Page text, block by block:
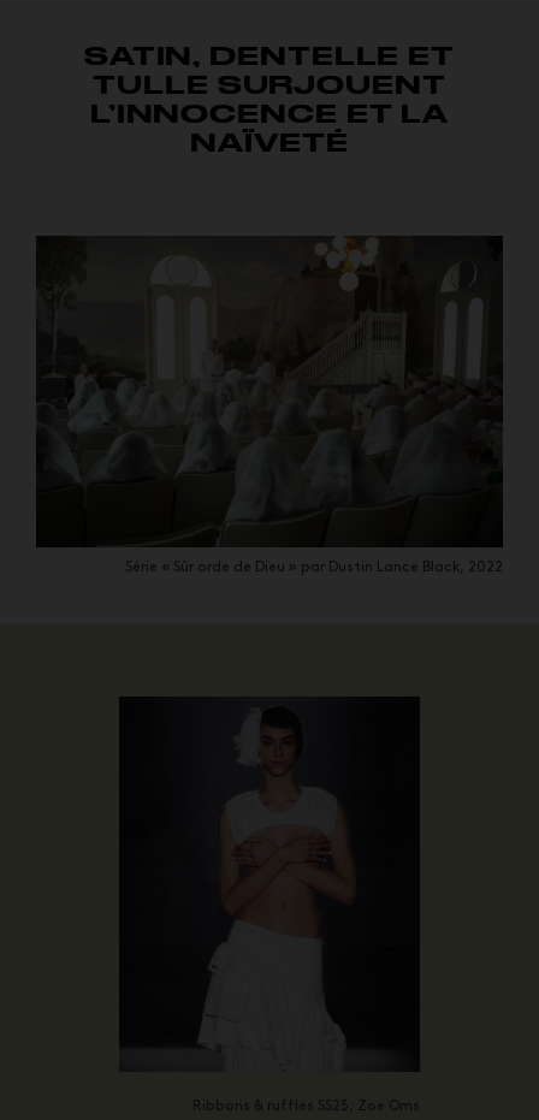
SATIN, DENTELLE ET
TULLE SURJOUENT
L’INNOCENCE ET LA
NAÏVETÉ
Série « Sûr orde de Dieu » par Dustin Lance Black, 2022
Ribbons & ruffles SS25, Zoe Oms